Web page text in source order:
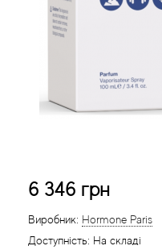
6 346 грн
Виробник: Hormone Paris
Доступність: На складі
Adidas
Afnan
Agatha Ruiz de la Prada